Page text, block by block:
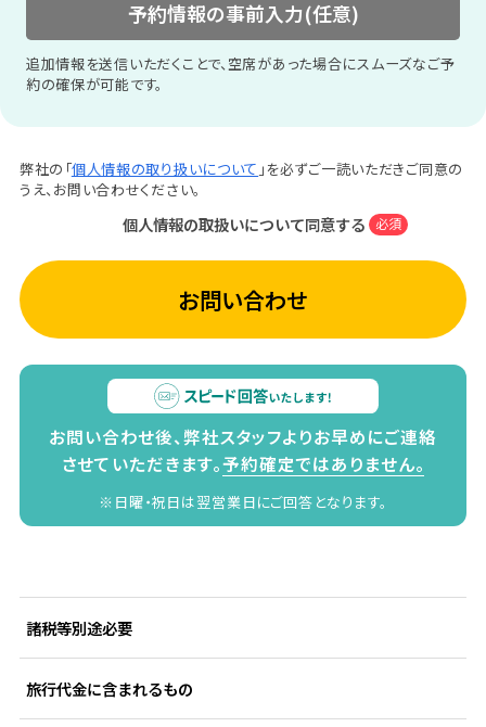
予約情報の事前入力(任意)
追加情報を送信いただくことで、空席があった場合にスムーズなご予
約の確保が可能です。
弊社の「個人情報の取り扱いについて 」を必ずご一読いただきご同意の
うえ、お問い合わせください。
個人情報の取扱いについて同意する 必須
お問い合わせ
お問い合わせ後、弊社スタッフよりお早めにご連絡
させていただきます。予約確定ではありません。
※日曜・祝日は翌営業日にご回答となります。
諸税等別途必要
旅行代金に含まれるもの